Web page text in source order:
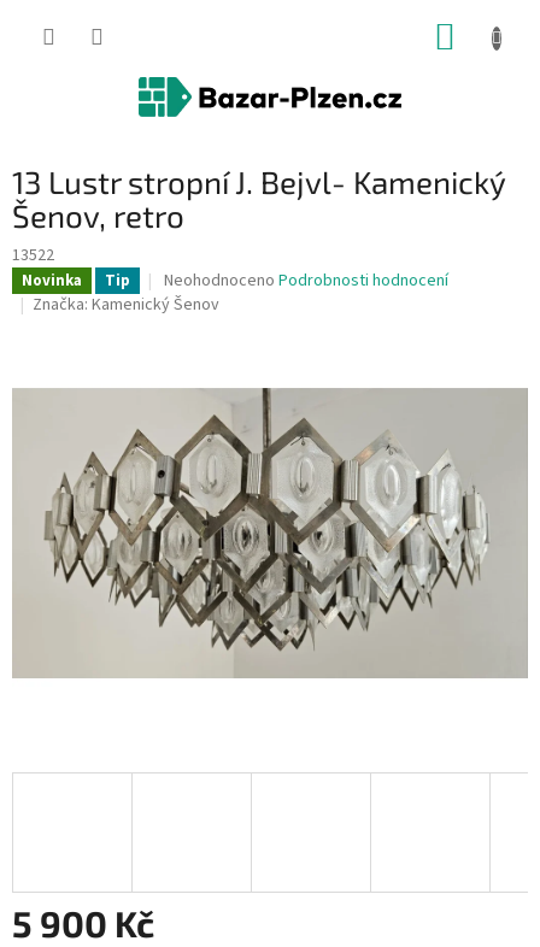
13 Lustr stropní J. Bejvl- Kamenický
Šenov, retro
13522
Novinka Tip
Průměrné
hodnocení
z
hvězdiček.
Neohodnoceno Podrobnosti hodnocení
Značka: Kamenický Šenov
5 900 Kč